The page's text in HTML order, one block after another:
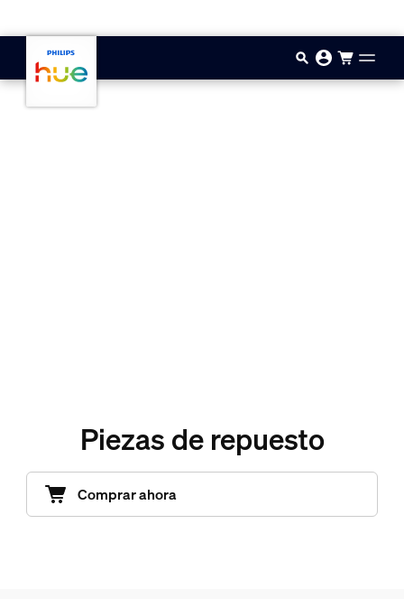
Piezas de repuesto
Comprar ahora